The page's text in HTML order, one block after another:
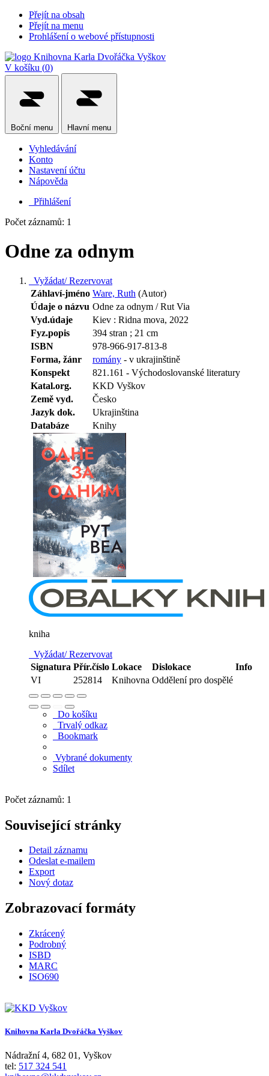
Přejít na obsah
Přejít na menu
Prohlášení o webové přístupnosti
V košíku (0)
Boční menu Hlavní menu
Vyhledávání
Konto
Nastavení účtu
Nápověda
Přihlášení
Počet záznamů: 1
Odne za odnym
Vyžádat/ Rezervovat
Záhlaví-jméno Ware, Ruth (Autor)
Údaje o názvu Odne za odnym / Rut Via
Vyd.údaje
Kiev : Ridna mova, 2022
Fyz.popis
394 stran ; 21 cm
ISBN
978-966-917-813-8
Forma, žánr
romány - v ukrajinštině
Konspekt
821.161 - Východoslovanské literatury
Katal.org.
KKD Vyškov
Země vyd.
Česko
Jazyk dok.
Ukrajinština
Databáze
Knihy
kniha
Vyžádat/ Rezervovat
Signatura Přír.číslo Lokace Dislokace
Info
VI
252814 Knihovna Oddělení pro dospělé
Do košíku
Trvalý odkaz
Bookmark
Vybrané dokumenty
Sdílet
Počet záznamů: 1
Související stránky
Detail záznamu
Odeslat e-mailem
Export
Nový dotaz
Zobrazovací formáty
Zkrácený
Podrobný
ISBD
MARC
ISO690
Knihovna Karla Dvořáčka Vyškov
Nádražní 4, 682 01 , Vyškov
tel: 517 324 541